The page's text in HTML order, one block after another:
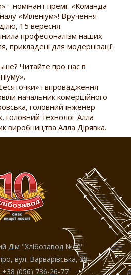
- номінант премії «Команда
«Міленіум»! Вручення
15 вересня.
професіоналізм наших
прикладені для модернізації
Читайте про нас в
і впровадження
начальник комерційного
головний інженер
технолог Алла
виробництва Алла Дірявка.
Дiм "Хлiбозавод №10"
вул. Варварівська, 28
+38 (056) 736-26-77